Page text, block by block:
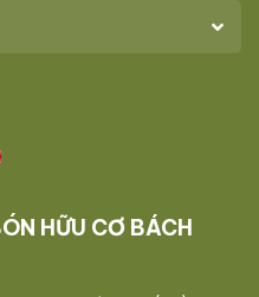
HỮU CƠ BÁCH